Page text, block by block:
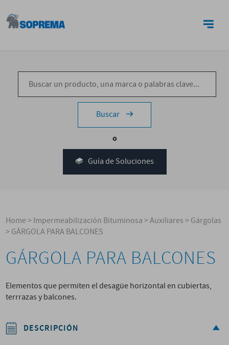
Buscar
o
Guía de Soluciones
Home>Impermeabilización Bituminosa>Auxiliares>Gárgolas
>GÁRGOLA PARA BALCONES
GÁRGOLA PARA BALCONES
Elementos que permiten el desagüe horizontal en cubiertas,
terrrazas y balcones.
DESCRIPCIÓN